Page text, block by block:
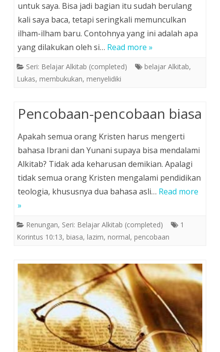
untuk saya. Bisa jadi bagian itu sudah berulang
kali saya baca, tetapi seringkali memunculkan
ilham-ilham baru. Contohnya yang ini adalah apa
yang dilakukan oleh si… Read more »
Seri: Belajar Alkitab (completed) belajar Alkitab,
Lukas, membukukan, menyelidiki
Pencobaan-pencobaan biasa
Apakah semua orang Kristen harus mengerti
bahasa Ibrani dan Yunani supaya bisa mendalami
Alkitab? Tidak ada keharusan demikian. Apalagi
tidak semua orang Kristen mengalami pendidikan
teologia, khususnya dua bahasa asli… Read more
»
Renungan, Seri: Belajar Alkitab (completed)
1
Korintus 10:13, biasa, lazim, normal, pencobaan